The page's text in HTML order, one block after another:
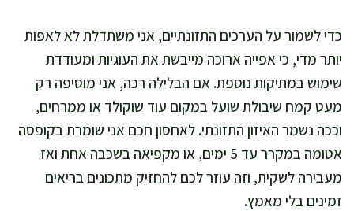
כדי לשמור על הערכים התזונתיים, אני משתדלת לא לאפות
יותר מדי, כי אפייה ארוכה מייבשת את העוגיות ומעודדת
שימוש במתיקות נוספת. אם הבלילה רכה, אני מוסיפה רק
מעט קמח שיבולת שועל במקום עוד שוקולד או ממרחים,
וככה נשמר האיזון התזונתי. לאחסון חכם אני שומרת בקופסה
אטומה במקרר עד 5 ימים, או מקפיאה בשכבה אחת ואז
מעבירה לשקית, וזה עוזר לכם להחזיק מתכונים בריאים
זמינים בלי מאמץ.